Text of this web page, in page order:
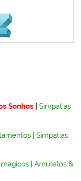
Sonhos |Simpatias
|Simpatias
|Amuletos &